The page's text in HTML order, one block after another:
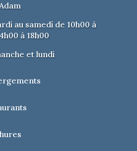
au samedi de 10h00 à
à 18h00
et lundi